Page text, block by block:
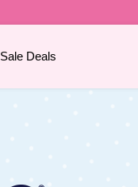
Sale Deals